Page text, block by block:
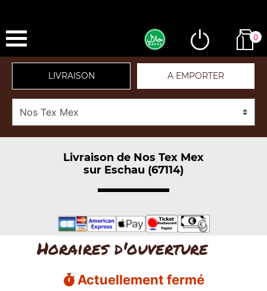
0
LIVRAISON A EMPORTER
Livraison de Nos Tex Mex
sur Eschau (67114)
Horaires d'ouverture
Actuellement fermé